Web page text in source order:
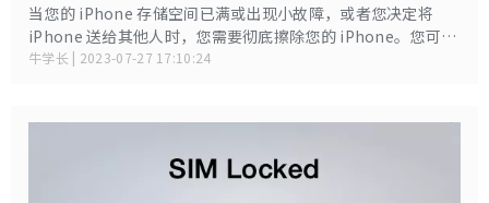
当您的 iPhone 存储空间已满或出现小故障，或者您决定将
iPhone 送给其他人时，您需要彻底擦除您的 iPhone。您可能
对 iPhone 出厂设置有基本了解。在这篇文章中，我们将介绍
牛学长 | 2023-07-27 17:10:24